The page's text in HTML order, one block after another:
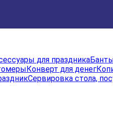
для праздника
Конверт для денег
Сервировка стола,